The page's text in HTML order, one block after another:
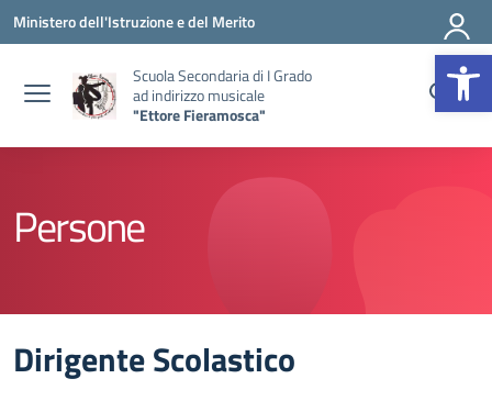
Vai ai contenuti
Vai al menu di navigazione
Vai al footer
Ministero dell'Istruzione e del Merito
Scuola Secondaria di I Grado
ad indirizzo musicale
"Ettore Fieramosca"
Persone
Dirigente Scolastico